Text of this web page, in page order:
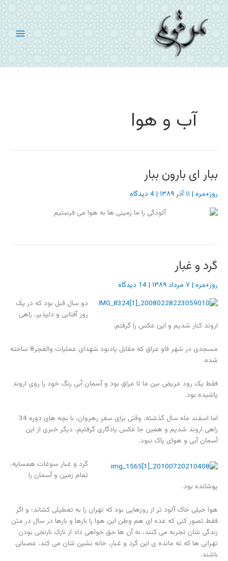
پرش
به
محتوا
آب و هوا
ببار ای بارون ببار
روز+مره | ۱۱ آذر ۱۳۸۹ |4 دیدگاه
گرد و غبار
روز+مره |۷ مرداد ۱۳۸۹ |14 دیدگاه
دو سال قبل بود که در یک
روز آفتابی و دلپذیر، راهی
اروند کنار شدیم و این عکس را گرفتم:
مسجدی در شهر فاو عراق که مقابل یادبود شهدای عملیات والفجر8 ساخته
شده.
فقط یک رود عریض بین ما تا عراق بود و آسمان آبی رنگ خود را روی اروند
پاشیده بود.
اما اسفند ماه سال گذشته، وقتی برای سفر رهروان، با بچه های دوره 34
راهی اروند شدیم و همین جا عکس یادگاری گرفتیم، دیگر خبری از این
آسمان آبی و هوای پاک نبود.
گرد و غبار سوغات همسایه،
تمام زمین و آسمان را
پوشانده بود.
هوا خیلی خاک آلود تر از روزهایی بود که تهران را به تعطیلی کشاند؛ و اگر
فقط تصور کنی که عده ای هم وطن این هوا را بارها و بارها در سال در متن
زندگی شان تجربه می کنند، به آن ها حق خواهی داد از نازک نارنجی بودن
تهرانی ها که ته مانده ی این گرد و غبار، خانه نشین شان می کند، عصبانی
باشند.